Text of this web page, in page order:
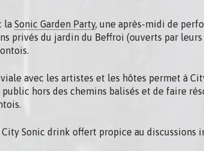
la Sonic Garden Party, une après-midi de
privés du jardin du Beffroi (ouverts par
avec les artistes et les hôtes permet à
hors des chemins balisés et de faire
City Sonic drink offert propice au discussions